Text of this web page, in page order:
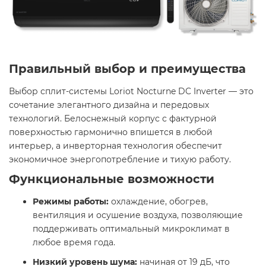
Правильный выбор и преимущества
Выбор сплит-системы Loriot Nocturne DC Inverter — это
сочетание элегантного дизайна и передовых
технологий. Белоснежный корпус с фактурной
поверхностью гармонично впишется в любой
интерьер, а инверторная технология обеспечит
экономичное энергопотребление и тихую работу.
Функциональные возможности
Режимы работы: охлаждение, обогрев,
вентиляция и осушение воздуха, позволяющие
поддерживать оптимальный микроклимат в
любое время года.
Низкий уровень шума: начиная от 19 дБ, что